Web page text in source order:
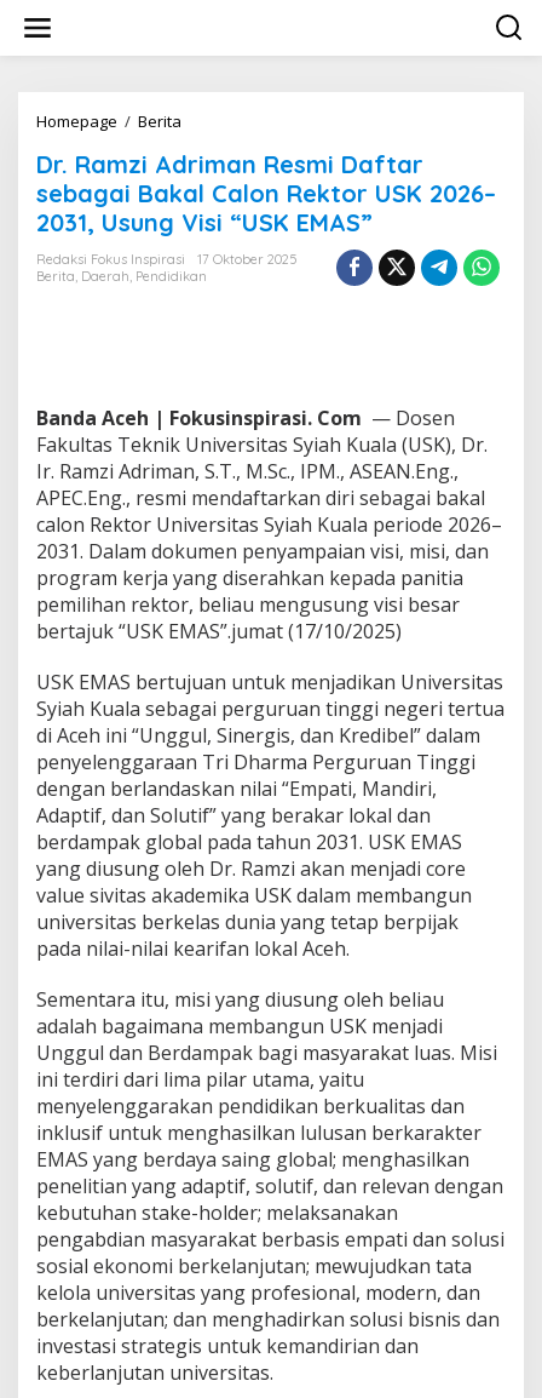
w
Homepage / Berita
.
R
a
m
z
i
n
R
e
s
m
i
D
a
f
t
a
s
e
b
a
g
a
i
B
a
a
l
C
l
n
R
e
k
t
o
r
U
S
K
2
0
2
6
–
2
0
Dr. Ramzi Adriman Resmi Daftar
sebagai Bakal Calon Rektor USK 2026–
2031, Usung Visi “USK EMAS”
Redaksi Fokus Inspirasi
17 Oktober 2025
Berita, Daerah, Pendidikan
Banda Aceh | Fokusinspirasi. Com — Dosen
Fakultas Teknik Universitas Syiah Kuala (USK), Dr.
Ir. Ramzi Adriman, S.T., M.Sc., IPM., ASEAN.Eng.,
APEC.Eng., resmi mendaftarkan diri sebagai bakal
calon Rektor Universitas Syiah Kuala periode 2026–
2031. Dalam dokumen penyampaian visi, misi, dan
program kerja yang diserahkan kepada panitia
pemilihan rektor, beliau mengusung visi besar
bertajuk “USK EMAS”.jumat (17/10/2025)
USK EMAS bertujuan untuk menjadikan Universitas
Syiah Kuala sebagai perguruan tinggi negeri tertua
di Aceh ini “Unggul, Sinergis, dan Kredibel” dalam
penyelenggaraan Tri Dharma Perguruan Tinggi
dengan berlandaskan nilai “Empati, Mandiri,
Adaptif, dan Solutif” yang berakar lokal dan
berdampak global pada tahun 2031. USK EMAS
yang diusung oleh Dr. Ramzi akan menjadi core
value sivitas akademika USK dalam membangun
universitas berkelas dunia yang tetap berpijak
pada nilai-nilai kearifan lokal Aceh.
Sementara itu, misi yang diusung oleh beliau
adalah bagaimana membangun USK menjadi
Unggul dan Berdampak bagi masyarakat luas. Misi
ini terdiri dari lima pilar utama, yaitu
menyelenggarakan pendidikan berkualitas dan
inklusif untuk menghasilkan lulusan berkarakter
EMAS yang berdaya saing global; menghasilkan
penelitian yang adaptif, solutif, dan relevan dengan
kebutuhan stake-holder; melaksanakan
pengabdian masyarakat berbasis empati dan solusi
sosial ekonomi berkelanjutan; mewujudkan tata
kelola universitas yang profesional, modern, dan
berkelanjutan; dan menghadirkan solusi bisnis dan
investasi strategis untuk kemandirian dan
keberlanjutan universitas.